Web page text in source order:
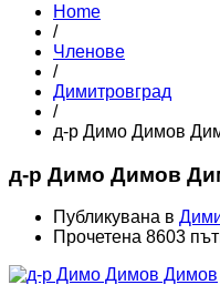
Home
/
Членове
/
Димитровград
/
д-р Димо Димов
д-р Димо Димов
Публикувана в
Прочетена 8603